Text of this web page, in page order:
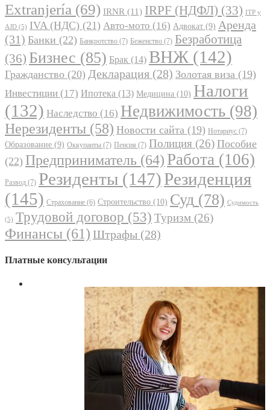
Extranjería (69) IRNR (11) IRPF (НДФЛ) (33) ITP y
AJD (5) IVA (НДС) (21) Авто-мото (16) Адвокат (9) Аренда
(31) Банки (22) Банкротство (7) Беженство (7) Безработица
(36) Бизнес (85) Брак (14) ВНЖ (142)
Гражданство (20) Декларация (28) Золотая виза (19)
Инвестиции (17) Ипотека (13) Медицина (10) Налоги
(132) Наследство (16) Недвижимость (98)
Нерезиденты (58) Новости сайта (19) Нотариус (7)
Образование (9) Оккупанты (7) Пенсия (7) Полиция (26) Пособие
(22) Предприниматель (64) Работа (106)
Развод (7) Резиденты (147)Резиденция
(145) Страхование (6) Строительство (10) Суд (78) Судимость
(5) Трудовой договор (53) Туризм (26)
Финансы (61) Штрафы (28)
Платные консультации